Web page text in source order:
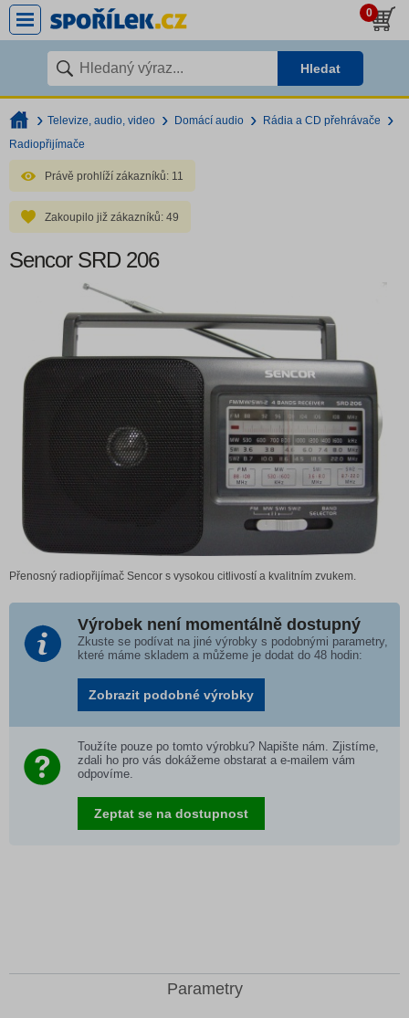
0
Hledat
Televize, audio, video Domácí audio
Rádia a CD přehrávače
Radiopřijímače
Právě prohlíží zákazníků: 11
Zakoupilo již zákazníků: 49
Sencor SRD 206
Přenosný radiopřijímač Sencor s vysokou citlivostí a kvalitním zvukem.
Výrobek není momentálně dostupný
Zkuste se podívat na jiné výrobky s podobnými parametry,
které máme skladem a můžeme je dodat do 48 hodin:
Zobrazit podobné výrobky
Toužíte pouze po tomto výrobku? Napište nám. Zjistíme,
zdali ho pro vás dokážeme obstarat a e-mailem vám
odpovíme.
Zeptat se na dostupnost
Parametry